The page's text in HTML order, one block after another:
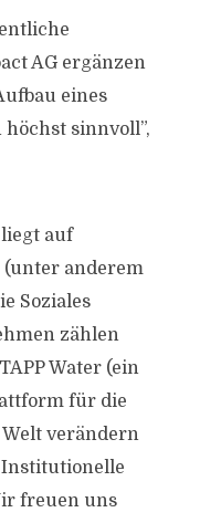
AG ergänzen
eines
sinnvoll”,
auf
anderem
Soziales
zählen
Water (ein
für die
verändern
freuen uns